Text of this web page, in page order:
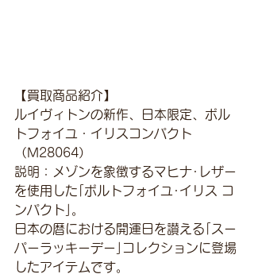
【買取商品紹介】
ルイヴィトンの新作、日本限定、ポル
トフォイユ・イリスコンパクト
（M28064）
説明：メゾンを象徴するマヒナ･レザー
を使用した｢ポルトフォイユ･イリス コ
ンパクト｣。
日本の暦における開運日を讃える｢スー
パーラッキーデー｣コレクションに登場
したアイテムです。